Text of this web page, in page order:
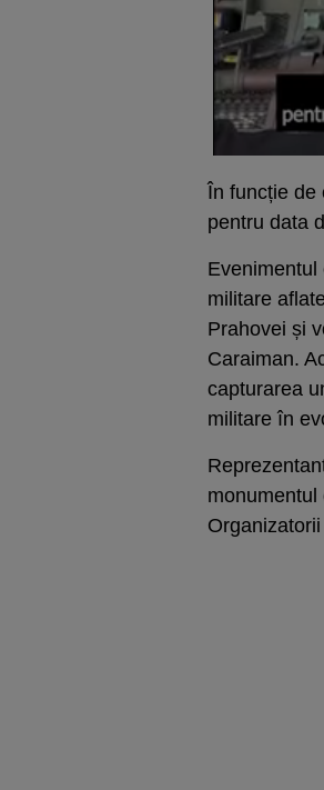
În funcție de
pentru data
militare
Prahovei și
Caraiman.
capturarea
militare în